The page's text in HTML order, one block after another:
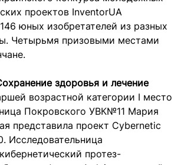
проектов InventorUA
юных изобретателей из разных
Четырьмя призовыми местами
здоровья и лечение
возрастной категории I место
Покровского УВК№11 Мария
представила проект Cybernetic
Исследовательница
протез-